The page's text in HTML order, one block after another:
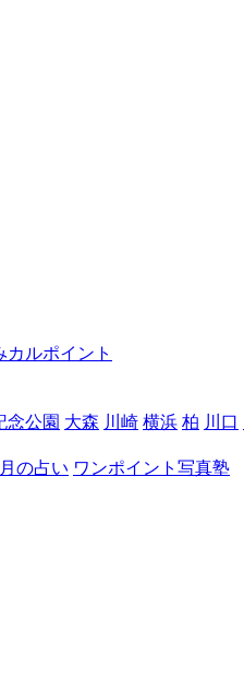
カルポイント
念公園 大森 川崎 横浜 柏 川口
の占い ワンポイント写真塾